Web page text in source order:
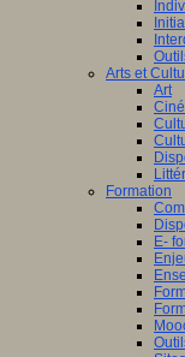
Arts et
Art
Formation
E-